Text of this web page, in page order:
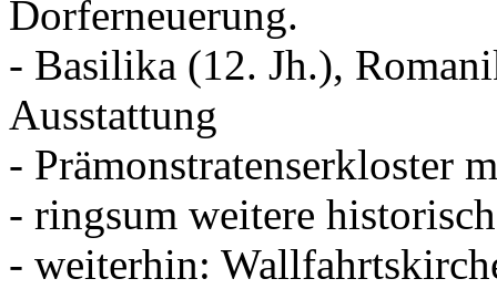
Dorferneuerung.
- Basilika (12. Jh.),
Ausstattung
- Prämonstratenserkloster
- ringsum weitere
- weiterhin: